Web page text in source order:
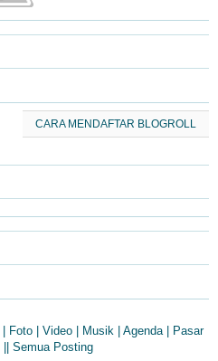
CARA MENDAFTAR BLOGROLL
Foto Video Musik Agenda|
Pasar
Semua Posting